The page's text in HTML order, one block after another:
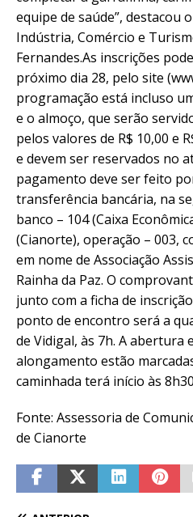
equipe de saúde”, destacou
Indústria, Comércio e
Fernandes.As inscrições
próximo dia 28, pelo site
programação está incluso
e o almoço, que serão
pelos valores de R$ 10,00 e
e devem ser reservados no
pagamento deve ser feito
transferência bancária, na
banco – 104 (Caixa
(Cianorte), operação – 003,
em nome de Associação
Rainha da Paz. O
junto com a ficha de
ponto de encontro será a
de Vidigal, às 7h. A abertura
alongamento estão
caminhada terá início às
Fonte: Assessoria de
de Cianorte